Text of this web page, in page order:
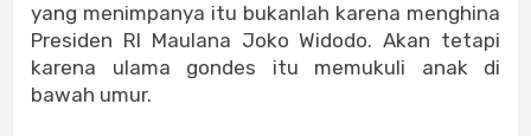
yang menimpanya itu bukanlah karena menghina
Presiden RI Maulana Joko Widodo. Akan tetapi
karena ulama gondes itu memukuli anak di
bawah umur.